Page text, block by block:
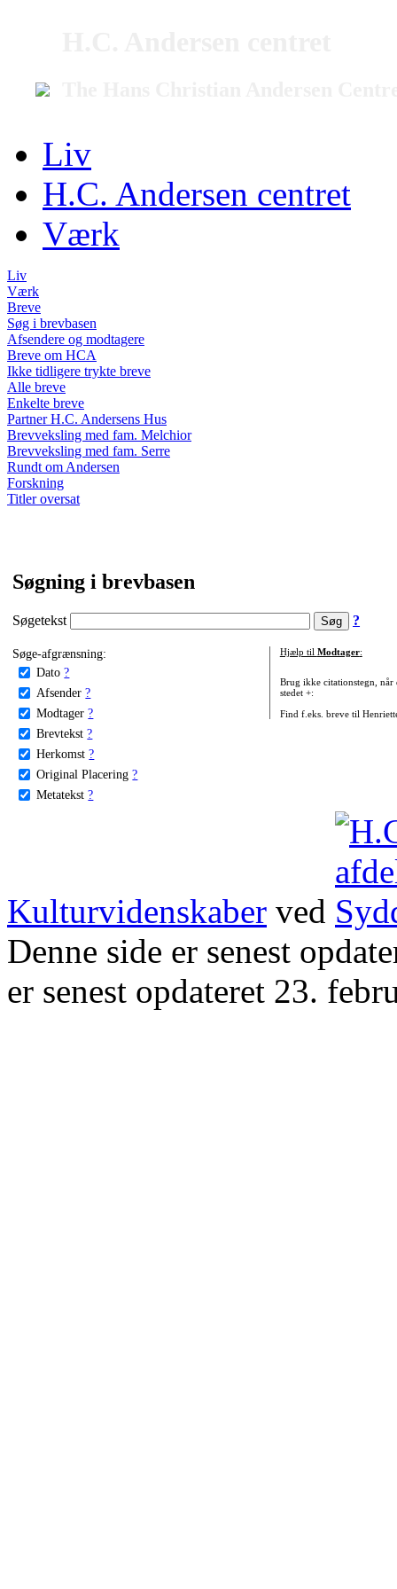
Liv
H.C. Andersen centret
Værk
Liv
Værk
Breve
Søg i brevbasen
Afsendere og modtagere
Breve om HCA
Ikke tidligere trykte breve
Alle breve
Enkelte breve
Partner H.C. Andersens Hus
Brevveksling med fam. Melchior
Brevveksling med fam. Serre
Rundt om Andersen
Forskning
Titler oversat
Søgning i brevbasen
Søgetekst ?
Søge-afgrænsning:
Dato ?
Afsender ?
Modtager ?
Brevtekst ?
Herkomst ?
Original Placering ?
Metatekst ?
Hjælp til Modtager:
Brug ikke citationstegn, når
stedet +:
Find f.eks. breve til
Kulturvidenskaber ved
Denne side er senest
er senest opdateret 23.